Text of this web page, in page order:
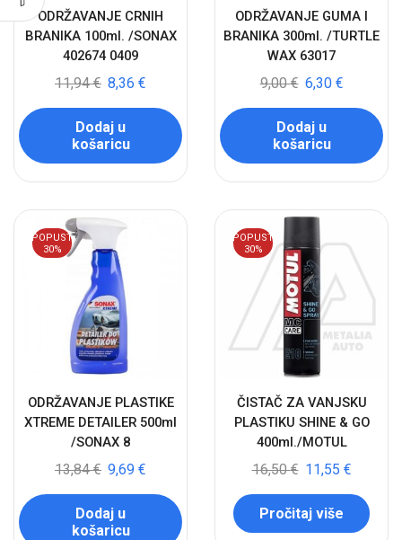
ODRŽAVANJE CRNIH
BRANIKA 100ml. /SONAX
402674 0409
11,94€ 8,36 €
Dodaj u
košaricu
ODRŽAVANJE GUMA I
BRANIKA 300ml. /TURTLE
WAX 63017
9,00€ 6,30 €
Dodaj u
košaricu
POPUST
30%
ODRŽAVANJE PLASTIKE
XTREME DETAILER 500ml
/SONAX 8
13,84€ 9,69 €
Dodaj u
košaricu
POPUST
30%
ČISTAČ ZA VANJSKU
PLASTIKU SHINE & GO
400ml./MOTUL
16,50€ 11,55 €
Pročitaj više